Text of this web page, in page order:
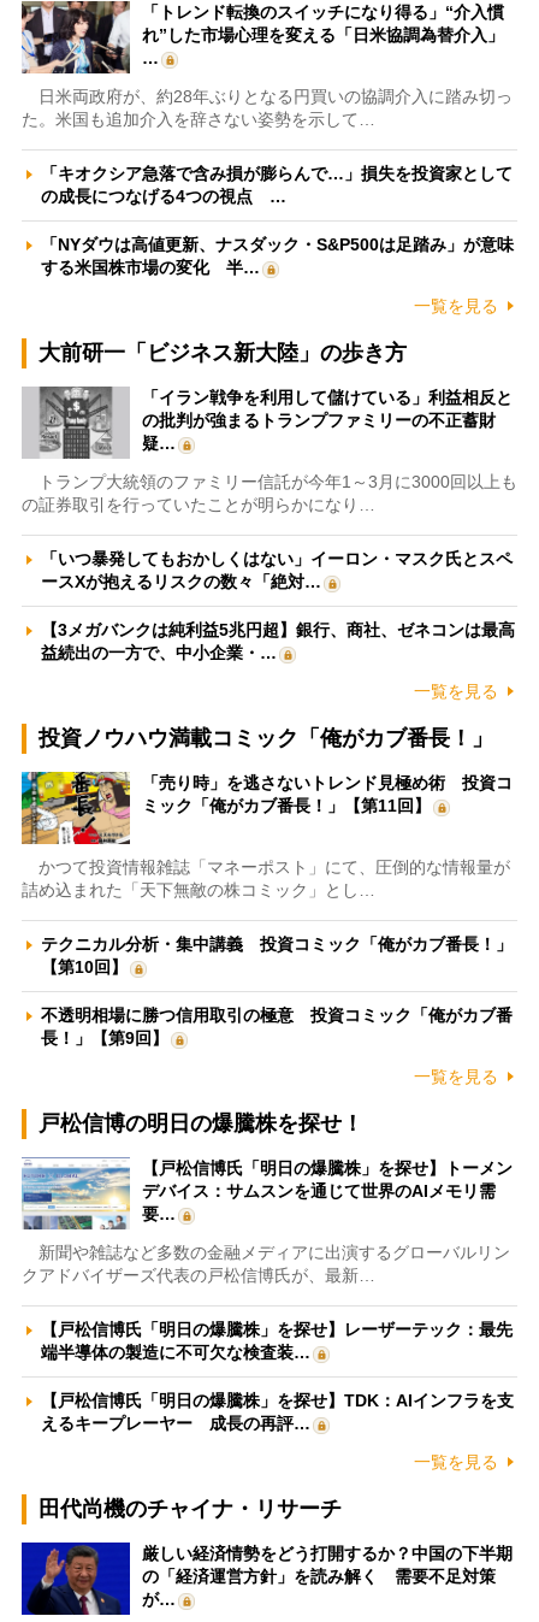
「トレンド転換のスイッチになり得る」“介入慣
れ”した市場心理を変える「日米協調為替介入」
…
日米両政府が、約28年ぶりとなる円買いの協調介入に踏み切っ
た。米国も追加介入を辞さない姿勢を示して…
「キオクシア急落で含み損が膨らんで…」損失を投資家として
の成長につなげる4つの視点 …
「NYダウは高値更新、ナスダック・S&P500は足踏み」が意味
する米国株市場の変化 半…
一覧を見る
大前研一「ビジネス新大陸」の歩き方
「イラン戦争を利用して儲けている」利益相反と
の批判が強まるトランプファミリーの不正蓄財
疑…
トランプ大統領のファミリー信託が今年1～3月に3000回以上も
の証券取引を行っていたことが明らかになり…
「いつ暴発してもおかしくはない」イーロン・マスク氏とスペ
ースXが抱えるリスクの数々「絶対…
【3メガバンクは純利益5兆円超】銀行、商社、ゼネコンは最高
益続出の一方で、中小企業・…
一覧を見る
投資ノウハウ満載コミック「俺がカブ番長！」
「売り時」を逃さないトレンド見極め術 投資コ
ミック「俺がカブ番長！」【第11回】
かつて投資情報雑誌「マネーポスト」にて、圧倒的な情報量が
詰め込まれた「天下無敵の株コミック」とし…
テクニカル分析・集中講義 投資コミック「俺がカブ番長！」
【第10回】
不透明相場に勝つ信用取引の極意 投資コミック「俺がカブ番
長！」【第9回】
一覧を見る
戸松信博の明日の爆騰株を探せ！
【戸松信博氏「明日の爆騰株」を探せ】トーメン
デバイス：サムスンを通じて世界のAIメモリ需
要…
新聞や雑誌など多数の金融メディアに出演するグローバルリン
クアドバイザーズ代表の戸松信博氏が、最新…
【戸松信博氏「明日の爆騰株」を探せ】レーザーテック：最先
端半導体の製造に不可欠な検査装…
【戸松信博氏「明日の爆騰株」を探せ】TDK：AIインフラを支
えるキープレーヤー 成長の再評…
一覧を見る
田代尚機のチャイナ・リサーチ
厳しい経済情勢をどう打開するか？中国の下半期
の「経済運営方針」を読み解く 需要不足対策
が…